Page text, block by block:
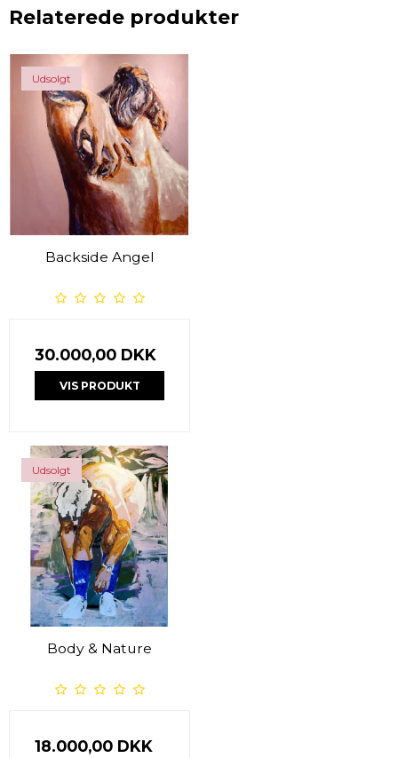
Relaterede produkter
Udsolgt
Backside Angel
30.000,00 DKK
VIS PRODUKT
Udsolgt
Body & Nature
18.000,00 DKK